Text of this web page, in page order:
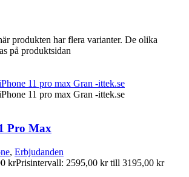
produkten har flera varianter. De olika
på produktsidan
Pro Max
, Erbjudanden
krPrisintervall: 2595,00 kr till 3195,00 kr